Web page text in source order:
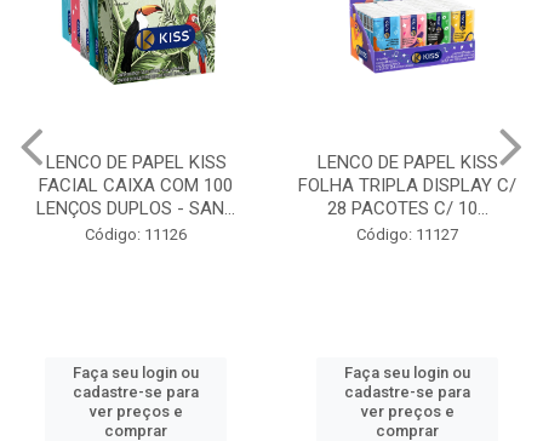
LENCO DE PAPEL KISS
FACIAL CAIXA COM 100
LENÇOS DUPLOS - SAN...
Código: 11126
Faça seu login ou
cadastre-se para
ver preços e
comprar
LENCO DE PAPEL KISS
FOLHA TRIPLA DISPLAY C/
28 PACOTES C/ 10...
Código: 11127
Faça seu login ou
cadastre-se para
ver preços e
comprar